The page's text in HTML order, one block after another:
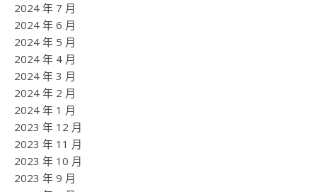
2024 年 7 月
2024 年 6 月
2024 年 5 月
2024 年 4 月
2024 年 3 月
2024 年 2 月
2024 年 1 月
2023 年 12 月
2023 年 11 月
2023 年 10 月
2023 年 9 月